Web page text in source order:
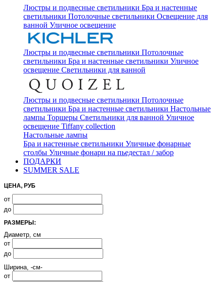
Люстры и подвесные светильники Бра и настенные
светильники Потолочные светильники Освещение для
ванной Уличное освещение
Люстры и подвесные светильники Потолочные
светильники Бра и настенные светильники Уличное
освещение Светильники для ванной
Люстры и подвесные светильники Потолочные
светильники Бра и настенные светильники Настольные
лампы Торшеры Светильники для ванной Уличное
освещение Tiffany collection
Настольные лампы
Бра и настенные светильники Уличные фонарные
столбы Уличные фонари на пьедестал / забор
ПОДАРКИ
SUMMER SALE
ЦЕНА, РУБ
от
до
РАЗМЕРЫ:
Диаметр, см
от
до
Ширина, -см-
от